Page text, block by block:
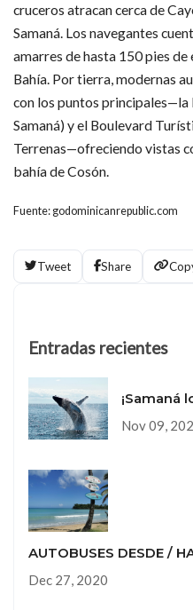
cruceros atracan cerca de
Samaná. Los navegantes
amarres de hasta 150 pies
Bahía. Por tierra, modernas
con los puntos principales—la
Samaná) y el Boulevard
Terrenas—ofreciendo vistas
bahía de Cosón.
Fuente: godominicanrepublic.com
Tweet Share
Entradas recientes
¡Samaná
Nov 09,
AUTOBUSES DESDE /
Dec 27, 2020